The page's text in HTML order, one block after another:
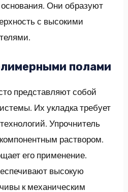
Они образуют
с высокими
полами
представляют собой
Их укладка требует
Упрочнитель
раствором.
его применение.
высокую
к механическим